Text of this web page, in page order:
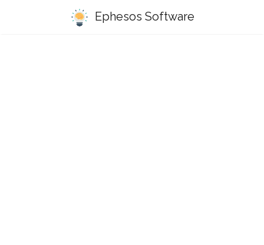
Ephesos Software